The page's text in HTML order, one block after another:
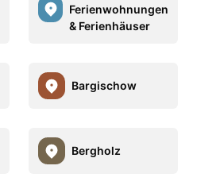
Ferienwohnungen
& Ferienhäuser
Bargischow
Bergholz